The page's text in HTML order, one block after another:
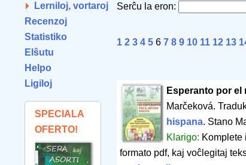
Lerniloj, vortaroj
Recenzoj
Statistiko
Elŝutu
Helpo
Ligiloj
SPECIALA
OFERTO!
Serĉu la eron:
1 2 3 4 5 6 7 8 9 10 11 12 13
Esperanto por el
Marčeková.
hispana. Stano
Klarigo: Komplete
formato pdf, kaj voĉlegitaj